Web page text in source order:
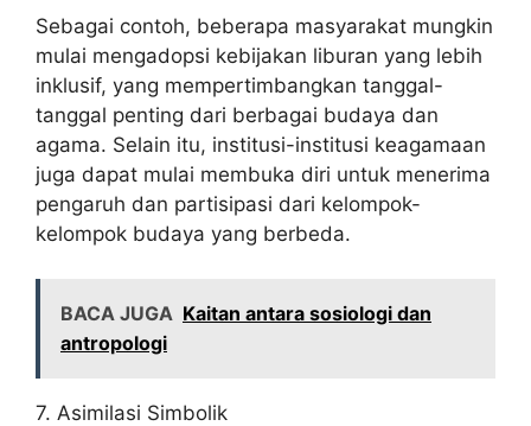
Sebagai contoh, beberapa masyarakat mungkin
mulai mengadopsi kebijakan liburan yang lebih
inklusif, yang mempertimbangkan tanggal-
tanggal penting dari berbagai budaya dan
agama. Selain itu, institusi-institusi keagamaan
juga dapat mulai membuka diri untuk menerima
pengaruh dan partisipasi dari kelompok-
kelompok budaya yang berbeda.
BACA JUGA Kaitan antara sosiologi dan
antropologi
7. Asimilasi Simbolik